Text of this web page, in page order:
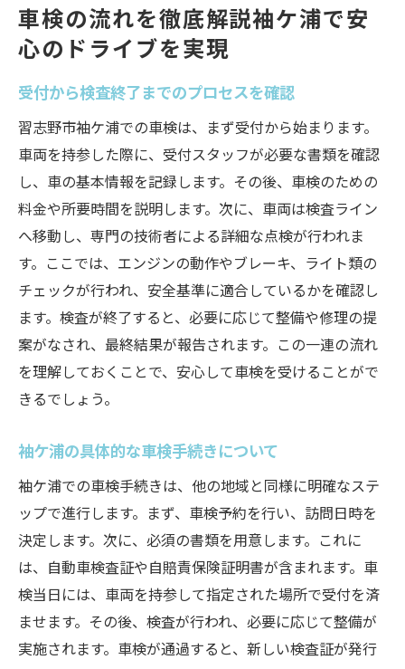
車検の流れを徹底解説袖ケ浦で安
心のドライブを実現
受付から検査終了までのプロセスを確認
習志野市袖ケ浦での車検は、まず受付から始まります。
車両を持参した際に、受付スタッフが必要な書類を確認
し、車の基本情報を記録します。その後、車検のための
料金や所要時間を説明します。次に、車両は検査ライン
へ移動し、専門の技術者による詳細な点検が行われま
す。ここでは、エンジンの動作やブレーキ、ライト類の
チェックが行われ、安全基準に適合しているかを確認し
ます。検査が終了すると、必要に応じて整備や修理の提
案がなされ、最終結果が報告されます。この一連の流れ
を理解しておくことで、安心して車検を受けることがで
きるでしょう。
袖ケ浦の具体的な車検手続きについて
袖ケ浦での車検手続きは、他の地域と同様に明確なステ
ップで進行します。まず、車検予約を行い、訪問日時を
決定します。次に、必須の書類を用意します。これに
は、自動車検査証や自賠責保険証明書が含まれます。車
検当日には、車両を持参して指定された場所で受付を済
ませます。その後、検査が行われ、必要に応じて整備が
実施されます。車検が通過すると、新しい検査証が発行